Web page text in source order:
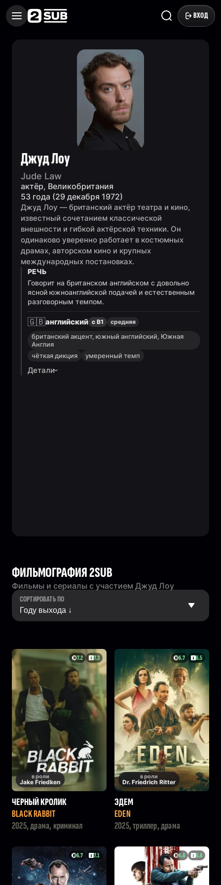
ВХОД
Джуд Лоу
Jude Law
актёр, Великобритания
53 года (29 декабря 1972)
Джуд Лоу — британский актёр театра и кино,
известный сочетанием классической
внешности и гибкой актёрской техники. Он
одинаково уверенно работает в костюмных
драмах, авторском кино и крупных
международных постановках.
РЕЧЬ
Говорит на британском английском с довольно
ясной южноанглийской подачей и естественным
разговорным темпом.
🇬🇧английский с B1 средняя
британский акцент, южный английский, Южная
Англия
чёткая дикция
умеренный темп
Детали
ФИЛЬМОГРАФИЯ 2SUB
Фильмы и сериалы с участием Джуд Лоу
СОРТИРОВАТЬ ПО
7.2 7.3
в роли
Jake Friedken
ЧЕРНЫЙ КРОЛИК
BLACK RABBIT
2025, драма, криминал
6.7 6.5
в роли
Dr. Friedrich Ritter
ЭДЕМ
EDEN
2025, триллер, драма
6.7 7.1 6.8 6.8